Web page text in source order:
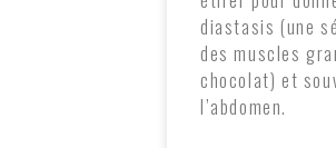
diastasis (une
des muscles
chocolat) et
l’abdomen.